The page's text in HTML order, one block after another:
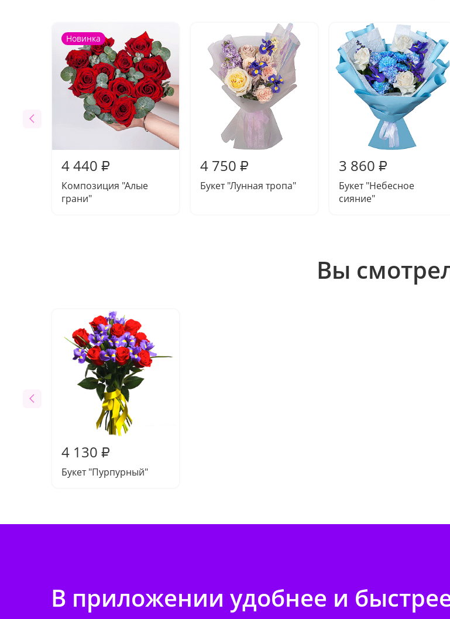
Новинка
4 440 ₽
Композиция "Алые
грани"
4 750 ₽
Букет "Лунная тропа"
3 860 ₽
Букет "Небесное
сияние"
Вы
4 130 ₽
Букет "Пурпурный"
В приложении удобнее и